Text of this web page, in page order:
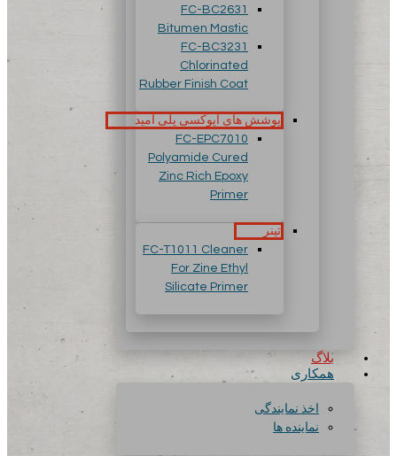
FC-BC2631
Bitumen Mastic
FC-BC3231
Chlorinated
Rubber Finish Coat
پوشش های اپوکسی پلی آمید
FC-EPC7010
Polyamide Cured
Zinc Rich Epoxy
Primer
تینر
FC-T1011 Cleaner
For Zine Ethyl
Silicate Primer
بلاگ
همکاری
اخذ نمایندگی
نماینده ها